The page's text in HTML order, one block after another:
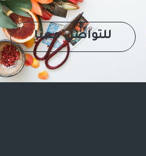
للتواصل معنا